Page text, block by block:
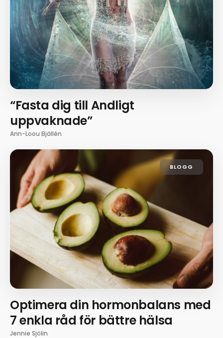
“Fasta dig till Andligt
uppvaknade”
Ann-Loou Bjällén
BLOGG
Optimera din hormonbalans med
7 enkla råd för bättre hälsa
Jennie Sjölin